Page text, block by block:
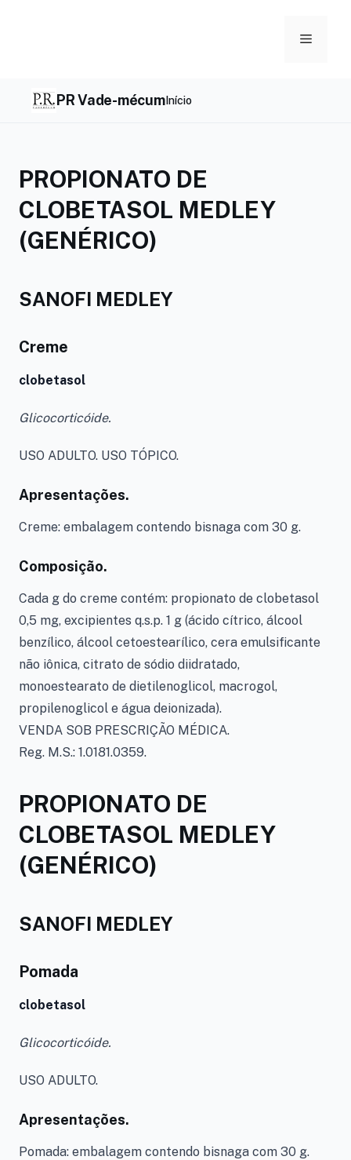
Menu
PR Vade-mécumInício
PROPIONATO DE
CLOBETASOL MEDLEY
(GENÉRICO)
SANOFI MEDLEY
Creme
clobetasol
Glicocorticóide.
USO ADULTO. USO TÓPICO.
Apresentações.
Creme: embalagem contendo bisnaga com 30 g.
Composição.
Cada g do creme contém: propionato de clobetasol
0,5 mg, excipientes q.s.p. 1 g (ácido cítrico, álcool
benzílico, álcool cetoestearílico, cera emulsificante
não iônica, citrato de sódio diidratado,
monoestearato de dietilenoglicol, macrogol,
propilenoglicol e água deionizada).
VENDA SOB PRESCRIÇÃO MÉDICA.
Reg. M.S.: 1.0181.0359.
PROPIONATO DE
CLOBETASOL MEDLEY
(GENÉRICO)
SANOFI MEDLEY
Pomada
clobetasol
Glicocorticóide.
USO ADULTO.
Apresentações.
Pomada: embalagem contendo bisnaga com 30 g.